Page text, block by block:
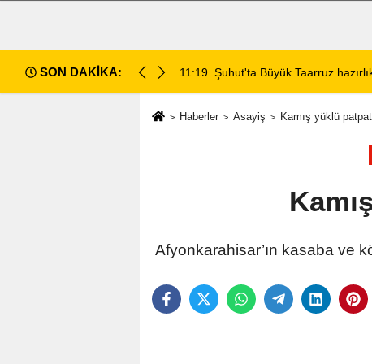
SON DAKİKA:
değerlendirildi 11:18 Afyon Cenaze İlanları: 7
Haberler Asayiş Kamış yüklü
Afyonkarahisar’ın kasaba ve